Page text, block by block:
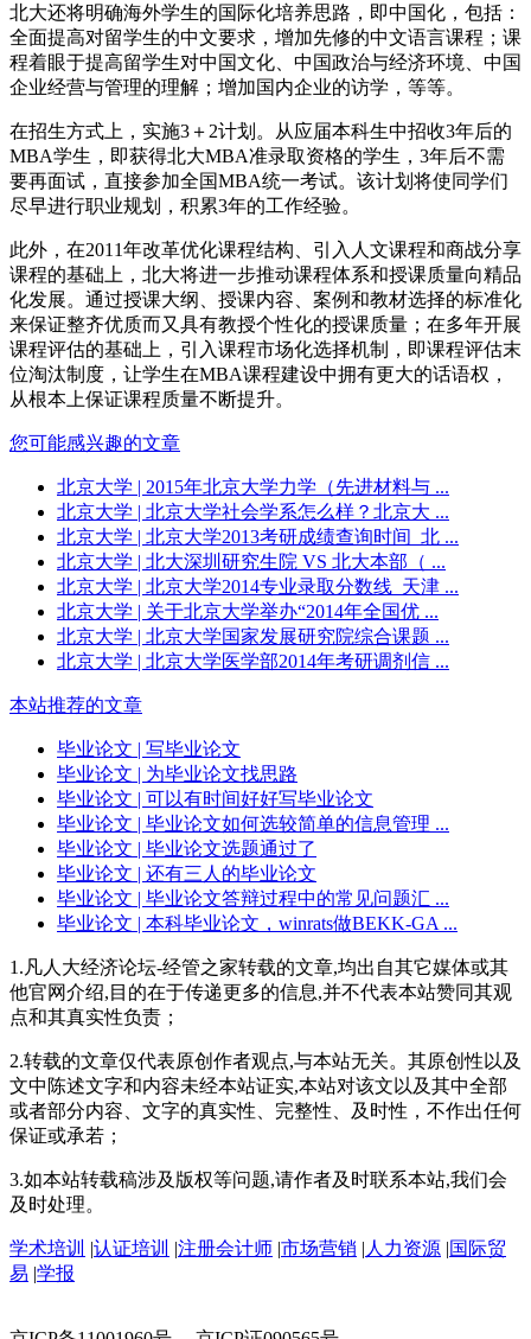
北大还将明确海外学生的国际化培养思路，即中国化，包括：
全面提高对留学生的中文要求，增加先修的中文语言课程；课
程着眼于提高留学生对中国文化、中国政治与经济环境、中国
企业经营与管理的理解；增加国内企业的访学，等等。
在招生方式上，实施3＋2计划。从应届本科生中招收3年后的
MBA学生，即获得北大MBA准录取资格的学生，3年后不需
要再面试，直接参加全国MBA统一考试。该计划将使同学们
尽早进行职业规划，积累3年的工作经验。
此外，在2011年改革优化课程结构、引入人文课程和商战分享
课程的基础上，北大将进一步推动课程体系和授课质量向精品
化发展。通过授课大纲、授课内容、案例和教材选择的标准化
来保证整齐优质而又具有教授个性化的授课质量；在多年开展
课程评估的基础上，引入课程市场化选择机制，即课程评估末
位淘汰制度，让学生在MBA课程建设中拥有更大的话语权，
从根本上保证课程质量不断提升。
您可能感兴趣的文章
北京大学 | 2015年北京大学力学（先进材料与 ...
北京大学 | 北京大学社会学系怎么样？北京大 ...
北京大学 | 北京大学2013考研成绩查询时间_北 ...
北京大学 | 北大深圳研究生院 VS 北大本部（ ...
北京大学 | 北京大学2014专业录取分数线_天津 ...
北京大学 | 关于北京大学举办“2014年全国优 ...
北京大学 | 北京大学国家发展研究院综合课题 ...
北京大学 | 北京大学医学部2014年考研调剂信 ...
本站推荐的文章
毕业论文 | 写毕业论文
毕业论文 | 为毕业论文找思路
毕业论文 | 可以有时间好好写毕业论文
毕业论文 | 毕业论文如何选较简单的信息管理 ...
毕业论文 | 毕业论文选题通过了
毕业论文 | 还有三人的毕业论文
毕业论文 | 毕业论文答辩过程中的常见问题汇 ...
毕业论文 | 本科毕业论文，winrats做BEKK-GA ...
1.凡人大经济论坛-经管之家转载的文章,均出自其它媒体或其
他官网介绍,目的在于传递更多的信息,并不代表本站赞同其观
点和其真实性负责；
2.转载的文章仅代表原创作者观点,与本站无关。其原创性以及
文中陈述文字和内容未经本站证实,本站对该文以及其中全部
或者部分内容、文字的真实性、完整性、及时性，不作出任何
保证或承若；
3.如本站转载稿涉及版权等问题,请作者及时联系本站,我们会
及时处理。
学术培训 |认证培训 |注册会计师 |市场营销 | 人力资源 |国际贸
易 |学报